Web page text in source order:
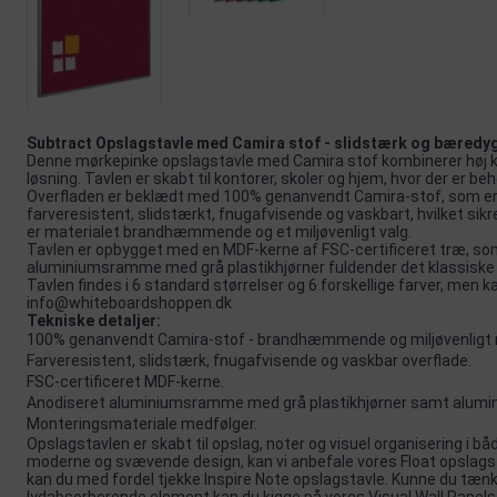
Subtract Opslagstavle med Camira stof - slidstærk og
Denne mørkepinke opslagstavle med Camira stof kombinerer
løsning. Tavlen er skabt til kontorer, skoler og hjem, hvor der er
Overfladen er beklædt med 100% genanvendt Camira-stof, som
farveresistent, slidstærkt, fnugafvisende og vaskbart, hvilket
er materialet brandhæmmende og et miljøvenligt valg.
Tavlen er opbygget med en MDF-kerne af FSC-certificeret træ,
aluminiumsramme med grå plastikhjørner fuldender det klassiske
Tavlen findes i 6 standard størrelser og 6 forskellige farver, men
info@whiteboardshoppen.dk
Tekniske detaljer:
100% genanvendt Camira-stof - brandhæmmende og miljøvenligt
Farveresistent, slidstærk, fnugafvisende og vaskbar overflade.
FSC-certificeret MDF-kerne.
Anodiseret aluminiumsramme med grå plastikhjørner samt
Monteringsmateriale medfølger.
Opslagstavlen er skabt til opslag, noter og visuel organisering i
moderne og svævende design, kan vi anbefale vores Float
kan du med fordel tjekke Inspire Note opslagstavle. Kunne du